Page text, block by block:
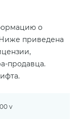
о
приведена
продавца.
v